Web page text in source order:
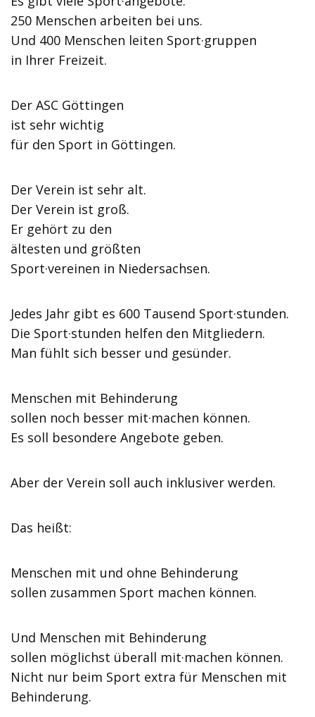
250 Menschen arbeiten bei uns.
Und 400 Menschen leiten Sport·gruppen
in Ihrer Freizeit.
Der ASC Göttingen
ist sehr wichtig
für den Sport in Göttingen.
Der Verein ist sehr alt.
Der Verein ist groß.
Er gehört zu den
ältesten und größten
Sport·vereinen in Niedersachsen.
Jedes Jahr gibt es 600 Tausend Sport·stunden.
Die Sport·stunden helfen den Mitgliedern.
Man fühlt sich besser und gesünder.
Menschen mit Behinderung
sollen noch besser mit·machen können.
Es soll besondere Angebote geben.
Aber der Verein soll auch inklusiver werden.
Das heißt:
Menschen mit und ohne Behinderung
sollen zusammen Sport machen können.
Und Menschen mit Behinderung
sollen möglichst überall mit·machen können.
Nicht nur beim Sport extra für Menschen mit
Behinderung.